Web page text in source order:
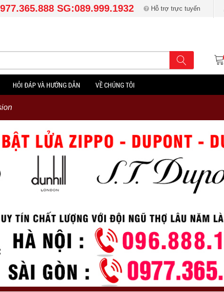
SG:089.999.1932 Hỗ trợ trực tuyến
HỎI ĐÁP VÀ HƯỚNG DẪN VỀ CHÚNG TÔI